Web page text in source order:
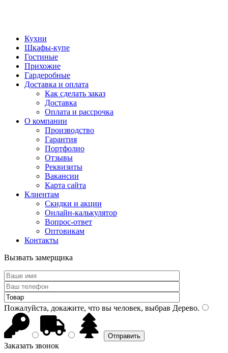
Кухни
Шкафы-купе
Гостиные
Прихожие
Гардеробные
Доставка и оплата
Как сделать заказ
Доставка
Оплата и рассрочка
О компании
Производство
Гарантия
Портфолио
Отзывы
Реквизиты
Вакансии
Карта сайта
Клиентам
Скидки и акции
Онлайн-калькулятор
Вопрос-ответ
Оптовикам
Контакты
Вызвать замерщика
Пожалуйста, докажите, что вы человек, выбрав Дерево.
Заказать звонок